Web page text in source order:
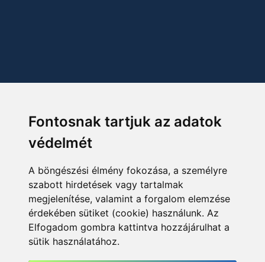
Fontosnak tartjuk az adatok
védelmét
A böngészési élmény fokozása, a személyre
szabott hirdetések vagy tartalmak
megjelenítése, valamint a forgalom elemzése
érdekében sütiket (cookie) használunk. Az
Elfogadom gombra kattintva hozzájárulhat a
sütik használatához.